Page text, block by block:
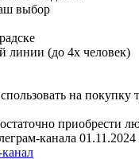
выбор
линии (до 4х человек)
на покупку
канала